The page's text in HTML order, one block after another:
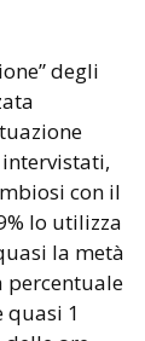
degli
con il
lo utilizza
la metà
percentuale
quasi 1